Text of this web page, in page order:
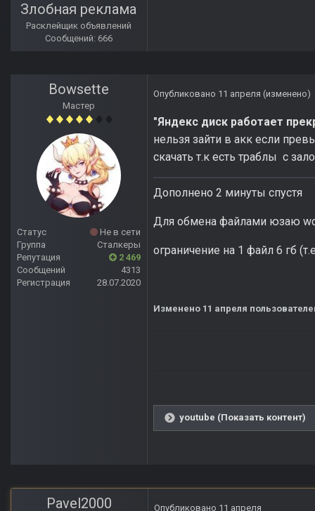
Злобная реклама
Расклейщик объявлений
Сообщений: 666
Bowsette
Мастер
Статус
Не в сети
Группа
Сталкеры
Репутация
2 469
Сообщений
4313
Регистрация
28.07.2020
Опубликовано 11 апреля (изменено)
"Яндекс диск работает
нельзя зайти в акк если
скачать т.к есть траблы с
Дополнено 2 минуты спустя
Для обмена файлами юзаю
ограничение на 1 файл 6 гб
Изменено 11 апреля
youtube (Показать контент)
Pavel2000 Опубликовано 11 апреля